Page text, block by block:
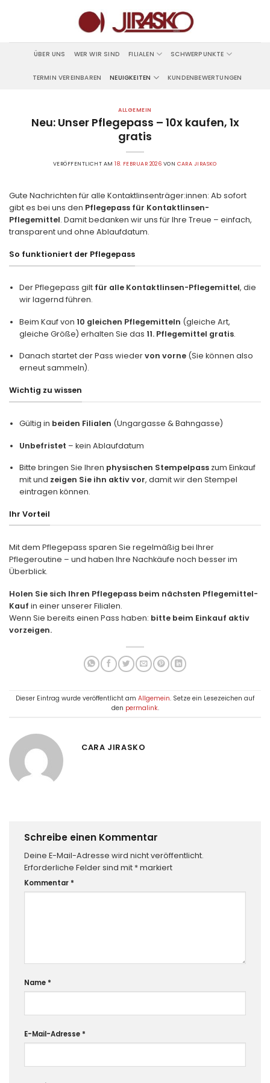
ÜBER UNS WER WIR SIND FILIALEN SCHWERPUNKTE
TERMIN VEREINBAREN NEUIGKEITEN KUNDENBEWERTUNGEN
ALLGEMEIN
Neu: Unser Pflegepass – 10x kaufen, 1x
gratis
VERÖFFENTLICHT AM18. FEBRUAR 2026 VON CARA JIRASKO
Gute Nachrichten für alle Kontaktlinsenträger:innen: Ab sofort
gibt es bei uns den Pflegepass für Kontaktlinsen-
Pflegemittel. Damit bedanken wir uns für Ihre Treue – einfach,
transparent und ohne Ablaufdatum.
So funktioniert der Pflegepass
Der Pflegepass gilt für alle Kontaktlinsen-Pflegemittel, die
wir lagernd führen.
Beim Kauf von 10 gleichen Pflegemitteln (gleiche Art,
gleiche Größe) erhalten Sie das 11. Pflegemittel gratis.
Danach startet der Pass wiedervon vorne(Sie können also
erneut sammeln).
Wichtig zu wissen
Gültig in beiden Filialen (Ungargasse & Bahngasse)
Unbefristet – kein Ablaufdatum
Bitte bringen Sie Ihren physischen Stempelpasszum Einkauf
mit und zeigen Sie ihn aktiv vor, damit wir den Stempel
eintragen können.
Ihr Vorteil
Mit dem Pflegepass sparen Sie regelmäßig bei Ihrer
Pflegeroutine – und haben Ihre Nachkäufe noch besser im
Überblick.
Holen Sie sich Ihren Pflegepass beim nächsten Pflegemittel-
Kauf in einer unserer Filialen.
Wenn Sie bereits einen Pass haben: bitte beim Einkauf aktiv
vorzeigen.
Dieser Eintrag wurde veröffentlicht am Allgemein. Setze ein Lesezeichen auf
den permalink.
CARA JIRASKO
Schreibe einen Kommentar
Deine E-Mail-Adresse wird nicht veröffentlicht.
Erforderliche Felder sind mit *markiert
Kommentar *
Name *
E-Mail-Adresse *